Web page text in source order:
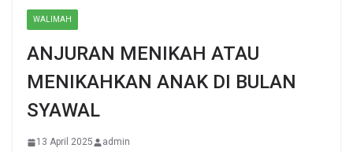
WALIMAH
ANJURAN MENIKAH ATAU
MENIKAHKAN ANAK DI BULAN
SYAWAL
13 April 2025 admin